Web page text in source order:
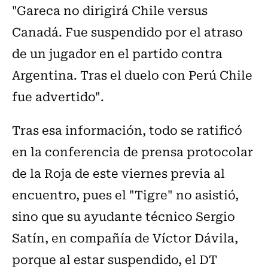
"Gareca no dirigirá Chile versus
Canadá. Fue suspendido por el atraso
de un jugador en el partido contra
Argentina. Tras el duelo con Perú Chile
fue advertido".
Tras esa información, todo se ratificó
en la conferencia de prensa protocolar
de la Roja de este viernes previa al
encuentro, pues el "Tigre" no asistió,
sino que su ayudante técnico Sergio
Satín, en compañía de Víctor Dávila,
porque al estar suspendido, el DT